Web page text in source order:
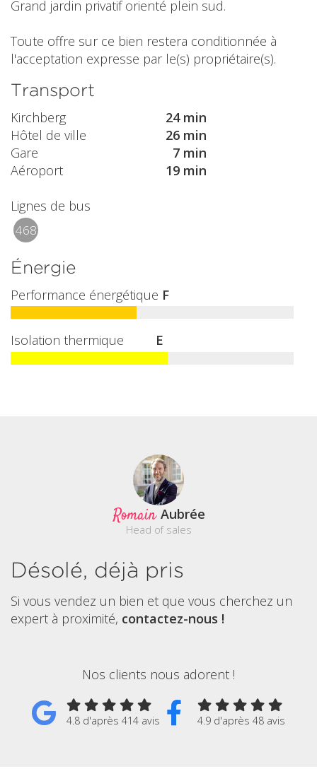
Grand jardin privatif orienté plein sud.
Toute offre sur ce bien restera conditionnée à
l'acceptation expresse par le(s) propriétaire(s).
Transport
Kirchberg
24 min
Hôtel de ville
26 min
Gare
7 min
Aéroport
19 min
Lignes de bus
468
Énergie
Performance énergétique F
Isolation thermique E
Romain Aubrée
Head of sales
Désolé, déjà pris
Si vous vendez un bien et que vous cherchez un
expert à proximité, contactez-nous !
Nos clients nous adorent !
4.8 d'après 414 avis 4.9 d'après 48 avis